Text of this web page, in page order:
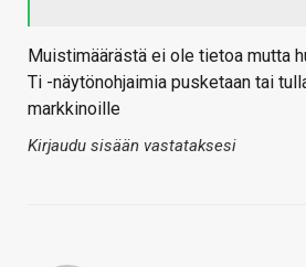
Muistimäärästä ei ole tietoa mutta
Ti -näytönohjaimia pusketaan tai
markkinoille
Kirjaudu sisään vastataksesi